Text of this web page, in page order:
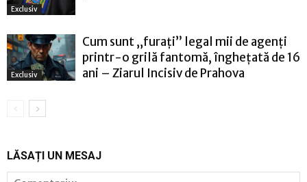
Exclusiv
Exclusiv
Cum sunt „furați” legal mii de agenți
printr-o grilă fantomă, înghețată de 16
ani – Ziarul Incisiv de Prahova
LĂSAȚI UN MESAJ